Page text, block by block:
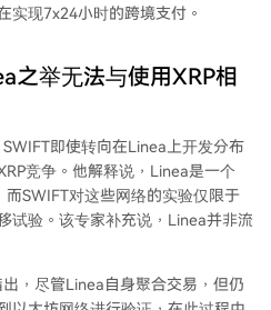
实现7x24小时的跨境支付。
之举无法与使用XRP相
即使转向在Linea上开发分布
竞争。他解释说，Linea是一个
而SWIFT对这些网络的实验仅限于
试验。该专家补充说，Linea并非流
，尽管Linea自身聚合交易，但仍